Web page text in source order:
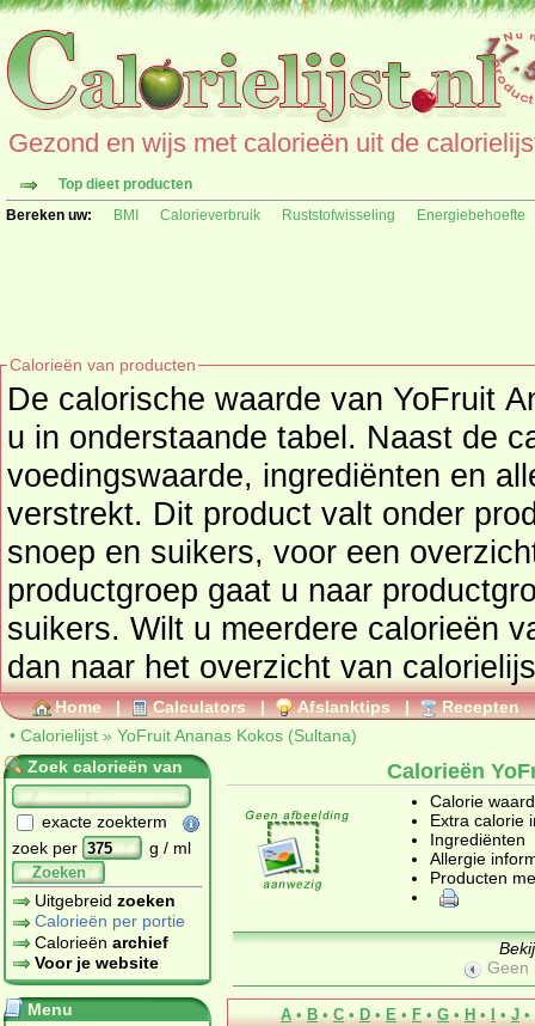
Gezond en wijs met calorieën uit de
Top dieet producten
Bereken uw:
BMI Calorieverbruik Ruststofwisseling Energiebehoefte
Calorieën van producten
De calorische waarde van YoFruit
u in onderstaande tabel. Naast de calorieën
voedingswaarde, ingrediënten en
verstrekt. Dit product valt onder
snoep en suikers, voor een overzicht van producten uit deze
productgroep gaat u naar
suikers. Wilt u meerdere calorieën
dan naar het overzicht van
Home | Calculators | Afslanktips | Recepten
• Calorielijst » YoFruit Ananas Kokos (Sultana)
Zoek calorieën van
exacte zoekterm
zoek per
g / ml
Zoeken
Uitgebreid zoeken
Calorieën per portie
Calorieën archief
Voor je website
Menu
Calorieën
Calorie
Extra calorie
Ingrediënten
Allergie
Producten
Geen
A • B • C • D • E • F • G • H • I • J •